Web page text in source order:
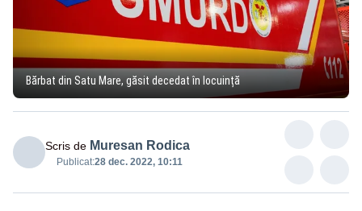
Bărbat din Satu Mare, găsit decedat în locuință
Scris de Muresan Rodica
Publicat:28 dec. 2022, 10:11